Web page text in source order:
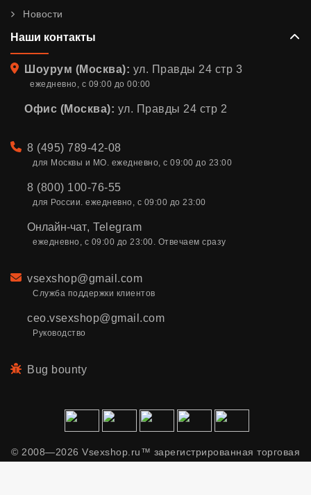
Новости
Наши контакты
Адрес
Шоурум (Москва): ул. Правды 24 стр 3
ежедневно, с 09:00 до 00:00
Офис (Москва): ул. Правды 24 стр 2
Телефон
8 (495) 789-42-08
для Москвы и МО. ежедневно, с 09:00 до 23:00
8 (800) 100-76-55
для России. ежедневно, с 09:00 до 23:00
Онлайн-чат, Telegram
ежедневно, с 09:00 до 23:00. Отвечаем сразу
Email
vsexshop@gmail.com
Служба поддержки клиентов
ceo.vsexshop@gmail.com
Руководство
Bug bounty
© 2008—2026 Vsexshop.ru™ зарегистрированная торговая